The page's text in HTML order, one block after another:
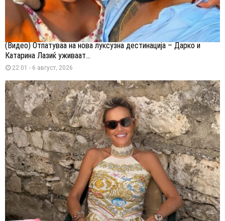
(Видео) Отпатуваа на нова луксузна дестинација – Дарко и
Катарина Лазиќ уживаат...
22:01 - 6 август, 2026